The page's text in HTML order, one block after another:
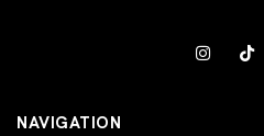
NAVIGATION